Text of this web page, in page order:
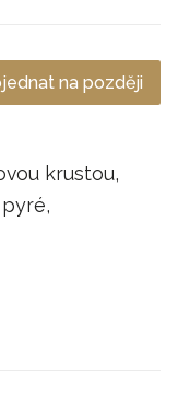
na později
krustou,